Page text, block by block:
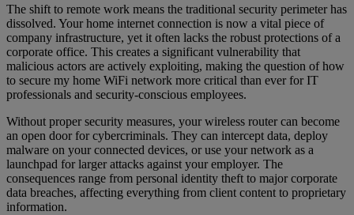
The shift to remote work means the traditional security perimeter has
dissolved. Your home internet connection is now a vital piece of
company infrastructure, yet it often lacks the robust protections of a
corporate office. This creates a significant vulnerability that
malicious actors are actively exploiting, making the question of how
to secure my home WiFi network more critical than ever for IT
professionals and security-conscious employees.
Without proper security measures, your wireless router can become
an open door for cybercriminals. They can intercept data, deploy
malware on your connected devices, or use your network as a
launchpad for larger attacks against your employer. The
consequences range from personal identity theft to major corporate
data breaches, affecting everything from client content to proprietary
information.